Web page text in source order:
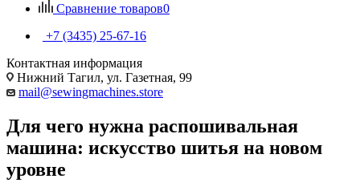
Сравнение товаров0
+7 (3435) 25-67-16
Контактная информация
Нижний Тагил, ул. Газетная, 99
mail@sewingmachines.store
Для чего нужна распошивальная
машина: искусство шитья на новом
уровне